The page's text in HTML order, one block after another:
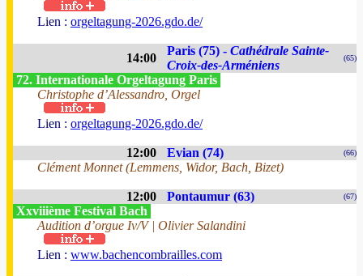
Lien : orgeltagung-2026.gdo.de/
14:00
Paris (75) - Cathédrale Sainte-
Croix-des-Arméniens
(65)
72. Internationale Orgeltagung Paris
Christophe d’Alessandro, Orgel
Lien : orgeltagung-2026.gdo.de/
12:00 Evian (74) (66)
Clément Monnet (Lemmens, Widor, Bach, Bizet)
12:00 Pontaumur (63) (67)
Xxviiième Festival Bach
Audition d’orgue Iv/V | Olivier Salandini
Lien : www.bachencombrailles.com